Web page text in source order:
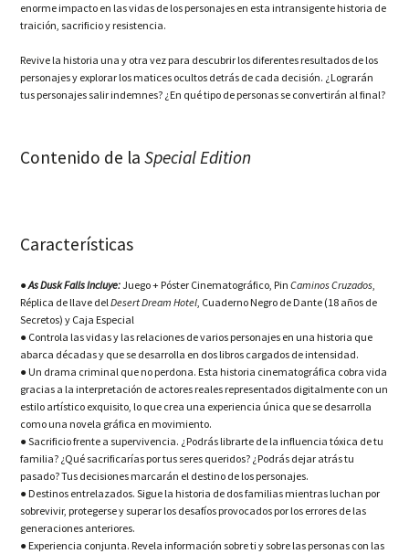
enorme impacto en las vidas de los personajes en esta intransigente historia de
traición, sacrificio y resistencia.
Revive la historia una y otra vez para descubrir los diferentes resultados de los
personajes y explorar los matices ocultos detrás de cada decisión. ¿Lograrán
tus personajes salir indemnes? ¿En qué tipo de personas se convertirán al final?
Contenido de laSpecial Edition
Características
●As Dusk Falls Incluye:Juego + Póster Cinematográfico, PinCaminos Cruzados
Réplica de llave delDesert Dream Hotel , Cuaderno Negro de Dante (18 años de
Secretos) y Caja Especial
● Controla las vidas y las relaciones de varios personajes en una historia que
abarca décadas y que se desarrolla en dos libros cargados de intensidad.
● Un drama criminal que no perdona. Esta historia cinematográfica cobra vida
gracias a la interpretación de actores reales representados digitalmente con un
estilo artístico exquisito, lo que crea una experiencia única que se desarrolla
como una novela gráfica en movimiento.
● Sacrificio frente a supervivencia. ¿Podrás librarte de la influencia tóxica de tu
familia? ¿Qué sacrificarías por tus seres queridos? ¿Podrás dejar atrás tu
pasado? Tus decisiones marcarán el destino de los personajes.
● Destinos entrelazados. Sigue la historia de dos familias mientras luchan por
sobrevivir, protegerse y superar los desafíos provocados por los errores de las
generaciones anteriores.
● Experiencia conjunta. Revela información sobre ti y sobre las personas con las